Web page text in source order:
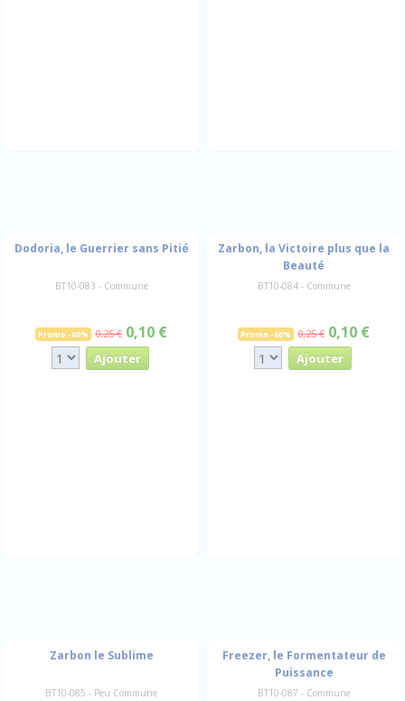
Dodoria, le Guerrier sans Pitié
BT10-083 - Commune
Promo -60% 0,25 € 0,10 €
Zarbon, la Victoire plus que la
Beauté
BT10-084 - Commune
Promo -60% 0,25 € 0,10 €
Zarbon le Sublime
BT10-085 - Peu Commune
Freezer, le Formentateur de
Puissance
BT10-087 - Commune